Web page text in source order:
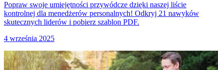
Popraw swoje umiejętności przywódcze dzięki naszej liście
kontrolnej dla menedżerów personalnych! Odkryj 21 nawyków
skutecznych liderów i pobierz szablon PDF.
4 września 2025